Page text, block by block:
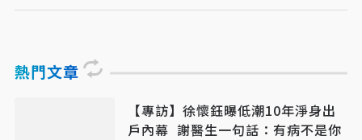
熱門文章
【專訪】徐懷鈺曝低潮10年淨身出
戶內幕 謝醫生一句話：有病不是你